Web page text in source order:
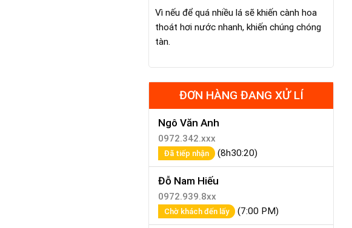
Vì nếu để quá nhiều lá sẽ khiến cành hoa
thoát hơi nước nhanh, khiến chúng chóng
tàn.
ĐƠN HÀNG ĐANG XỬ LÍ
Ngô Văn Anh
0972.342.xxx
Đã tiếp nhận (8h30:20)
Đỗ Nam Hiếu
0972.939.8xx
Chờ khách đến lấy (7:00 PM)